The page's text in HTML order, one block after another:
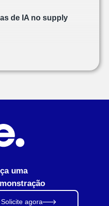
de IA no supply
uma
Solicite agora